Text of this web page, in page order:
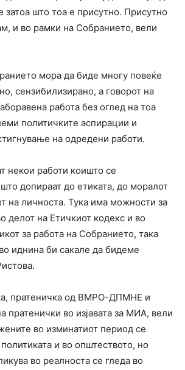
затоа што тоа е присутно. Присутно
и во рамки на Собранието, вели
мора да биде многу повеќе
сензибилизирано, а говорот на
работа без оглед на тоа
политичките аспирации и
на одредени работи.
некои работи коишто се
допираат до етиката, до моралот
на личноста. Тука има можности за
делот на Етичкиот кодекс и во
за работа на Собранието, така
иднина би сакале да бидеме
пратеничка од ВМРО-ДПМНЕ и
пратенички во изјавата за МИА, вели
во изминатиот период се
и во општеството, но
во реалноста се гледа во